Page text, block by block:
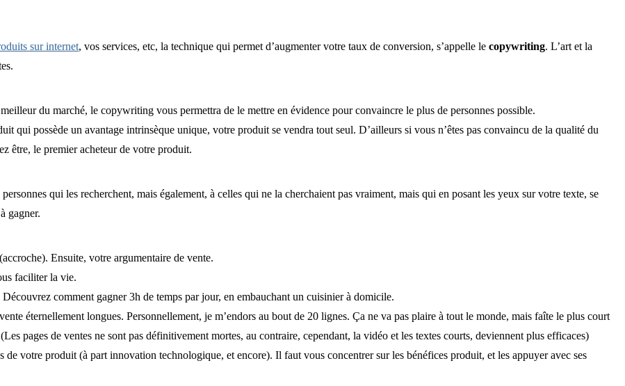
sur internet, vos services, etc, la technique qui permet d’augmenter votre taux de conversion, s’appelle le copywriting. L’art et la
du marché, le copywriting vous permettra de le mettre en évidence pour convaincre le plus de personnes possible.
qui possède un avantage intrinsèque unique, votre produit se vendra tout seul. D’ailleurs si vous n’êtes pas convaincu de la qualité du
être, le premier acheteur de votre produit.
qui les recherchent, mais également, à celles qui ne la cherchaient pas vraiment, mais qui en posant les yeux sur votre texte, se
gagner.
Ensuite, votre argumentaire de vente.
faciliter la vie.
comment gagner 3h de temps par jour, en embauchant un cuisinier à domicile.
éternellement longues. Personnellement, je m’endors au bout de 20 lignes. Ça ne va pas plaire à tout le monde, mais faîte le plus court
pages de ventes ne sont pas définitivement mortes, au contraire, cependant, la vidéo et les textes courts, deviennent plus efficaces)
de votre produit (à part innovation technologique, et encore). Il faut vous concentrer sur les bénéfices produit, et les appuyer avec ses